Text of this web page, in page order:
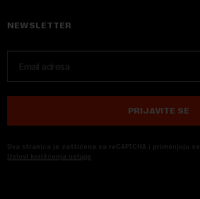
NEWSLETTER
PRIJAVITE SE
Ova stranica je zaštićena sa reCAPTCHA i primenjuju se
Uslovi korišćenja usluge